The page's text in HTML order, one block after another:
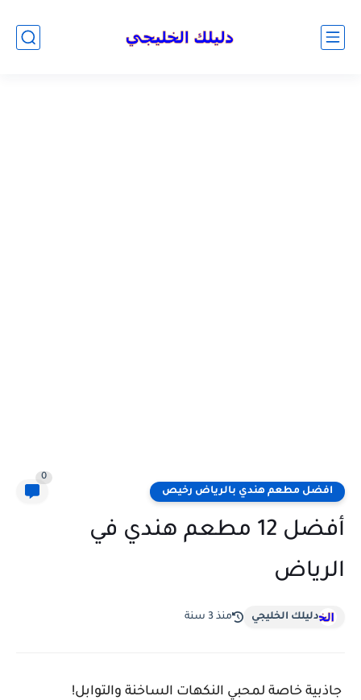
افضل مطعم هندي بالرياض رخيص
0
أفضل 12 مطعم هندي في
الرياض
دليلك الخليجي منذ 3 سنة
جاذبية خاصة لمحبي النكهات الساخنة والتوابل!